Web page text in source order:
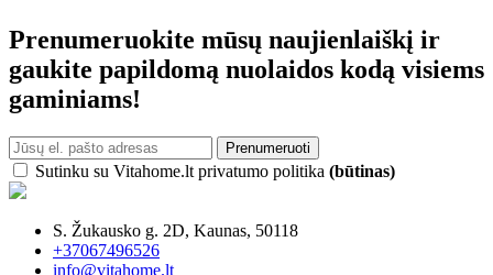
Prenumeruokite mūsų naujienlaiškį ir
gaukite papildomą nuolaidos kodą visiems
gaminiams!
Prenumeruoti
Sutinku su Vitahome.lt privatumo politika (būtinas)
S. Žukausko g. 2D, Kaunas, 50118
+37067496526
info@vitahome.lt